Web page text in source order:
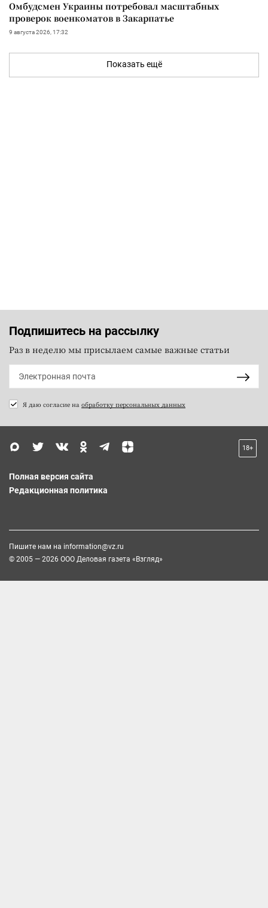
Омбудсмен Украины потребовал масштабных
проверок военкоматов в Закарпатье
9 августа 2026, 17:32
Показать ещё
Подпишитесь на рассылку
Раз в неделю мы присылаем самые важные статьи
Я даю согласие на обработку персональных данных
18+
Полная версия сайта
Редакционная политика
Пишите нам на information@vz.ru
© 2005 — 2026 ООО Деловая газета «Взгляд»